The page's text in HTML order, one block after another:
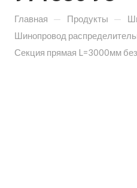
Главная — Продукты —
Шинопровод
Секция прямая L=3000мм